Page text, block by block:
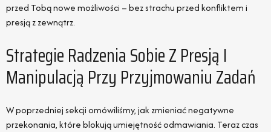
przed Tobą nowe możliwości – bez strachu przed konfliktem i
presją z zewnątrz.
Strategie Radzenia Sobie Z Presją I
Manipulacją Przy Przyjmowaniu Zadań
W poprzedniej sekcji omówiliśmy, jak zmieniać negatywne
przekonania, które blokują umiejętność odmawiania. Teraz czas